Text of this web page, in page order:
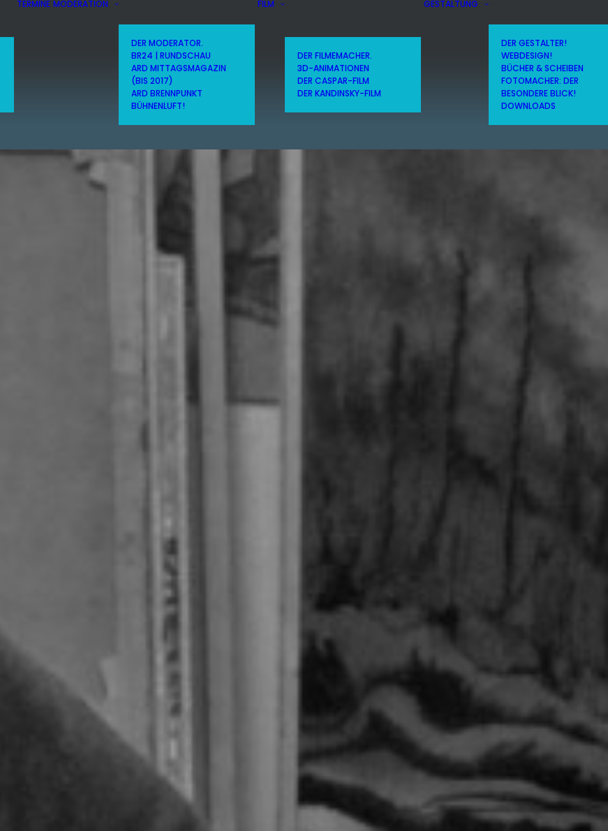
TERMINE MODERATION
DER MODERATOR.
BR24 | RUNDSCHAU
ARD MITTAGSMAGAZIN
(BIS 2017)
ARD BRENNPUNKT
BÜHNENLUFT!
FILM
DER FILMEMACHER.
3D-ANIMATIONEN
DER CASPAR-FILM
DER KANDINSKY-FILM
GESTALTUNG
DER GESTALTER!
WEBDESIGN!
BÜCHER & SCHEIBEN
FOTOMACHER: DER
BESONDERE BLICK!
DOWNLOADS